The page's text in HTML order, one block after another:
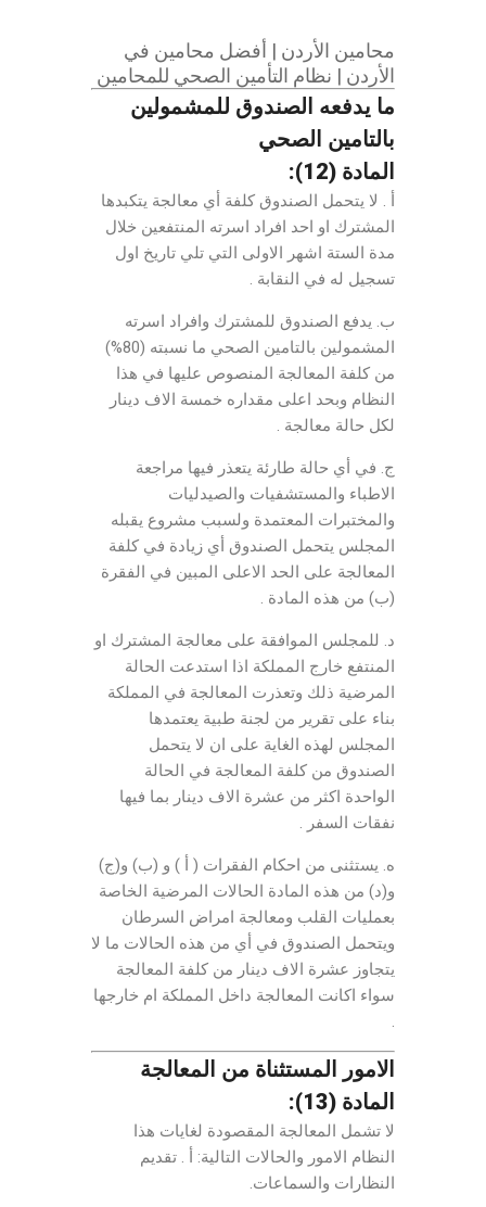
محامين الأردن | أفضل محامين في
الأردن | نظام التأمين الصحي للمحامين
ما يدفعه الصندوق للمشمولين
بالتامين الصحي
المادة (12):
أ . لا يتحمل الصندوق كلفة أي معالجة يتكبدها
المشترك او احد افراد اسرته المنتفعين خلال
مدة الستة اشهر الاولى التي تلي تاريخ اول
تسجيل له في النقابة .
ب. يدفع الصندوق للمشترك وافراد اسرته
المشمولين بالتامين الصحي ما نسبته (80%)
من كلفة المعالجة المنصوص عليها في هذا
النظام وبحد اعلى مقداره خمسة الاف دينار
لكل حالة معالجة .
ج. في أي حالة طارئة يتعذر فيها مراجعة
الاطباء والمستشفيات والصيدليات
والمختبرات المعتمدة ولسبب مشروع يقبله
المجلس يتحمل الصندوق أي زيادة في كلفة
المعالجة على الحد الاعلى المبين في الفقرة
(ب) من هذه المادة .
د. للمجلس الموافقة على معالجة المشترك او
المنتفع خارج المملكة اذا استدعت الحالة
المرضية ذلك وتعذرت المعالجة في المملكة
بناء على تقرير من لجنة طبية يعتمدها
المجلس لهذه الغاية على ان لا يتحمل
الصندوق من كلفة المعالجة في الحالة
الواحدة اكثر من عشرة الاف دينار بما فيها
نفقات السفر .
ه. يستثنى من احكام الفقرات ( أ ) و (ب) و(ج)
و(د) من هذه المادة الحالات المرضية الخاصة
بعمليات القلب ومعالجة امراض السرطان
ويتحمل الصندوق في أي من هذه الحالات ما لا
يتجاوز عشرة الاف دينار من كلفة المعالجة
سواء اكانت المعالجة داخل المملكة ام خارجها
.
الامور المستثناة من المعالجة
المادة (13):
لا تشمل المعالجة المقصودة لغايات هذا
النظام الامور والحالات التالية: أ . تقديم
النظارات والسماعات.